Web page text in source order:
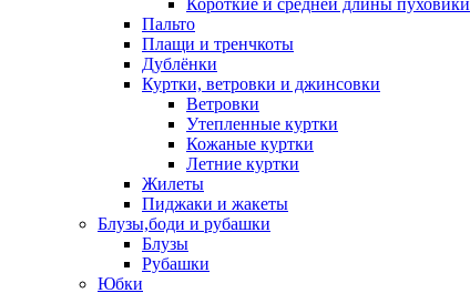
Короткие и средней длины пуховики
Пальто
Плащи и тренчкоты
Дублёнки
Куртки, ветровки и джинсовки
Ветровки
Утепленные куртки
Кожаные куртки
Летние куртки
Жилеты
Пиджаки и жакеты
Блузы,боди и рубашки
Блузы
Рубашки
Юбки